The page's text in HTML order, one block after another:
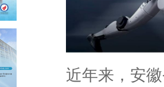
近年来，安